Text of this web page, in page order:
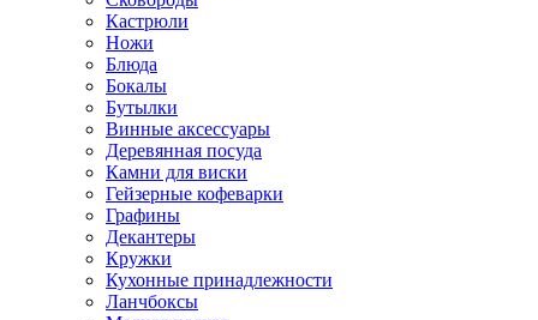
Кастрюли
Ножи
Блюда
Бокалы
Бутылки
Винные аксессуары
Деревянная посуда
Камни для виски
Гейзерные кофеварки
Графины
Декантеры
Кружки
Кухонные принадлежности
Ланчбоксы